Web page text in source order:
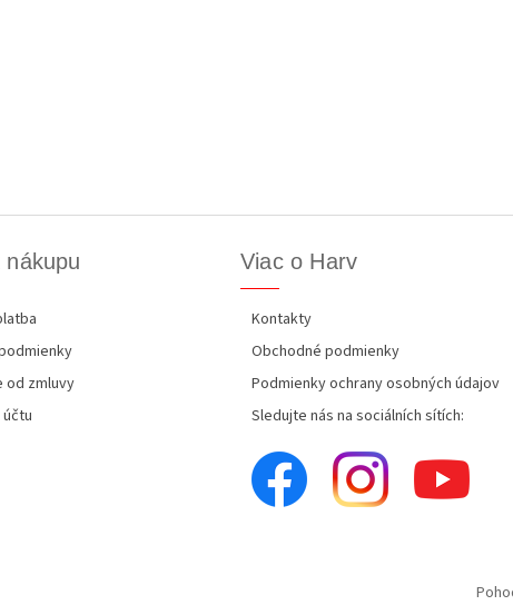
od zmluvy
Viac o Harv
Kontakty
Obchodné podmienky
Podmienky ochrany osobných údajov
Sledujte nás na sociálních sítích: